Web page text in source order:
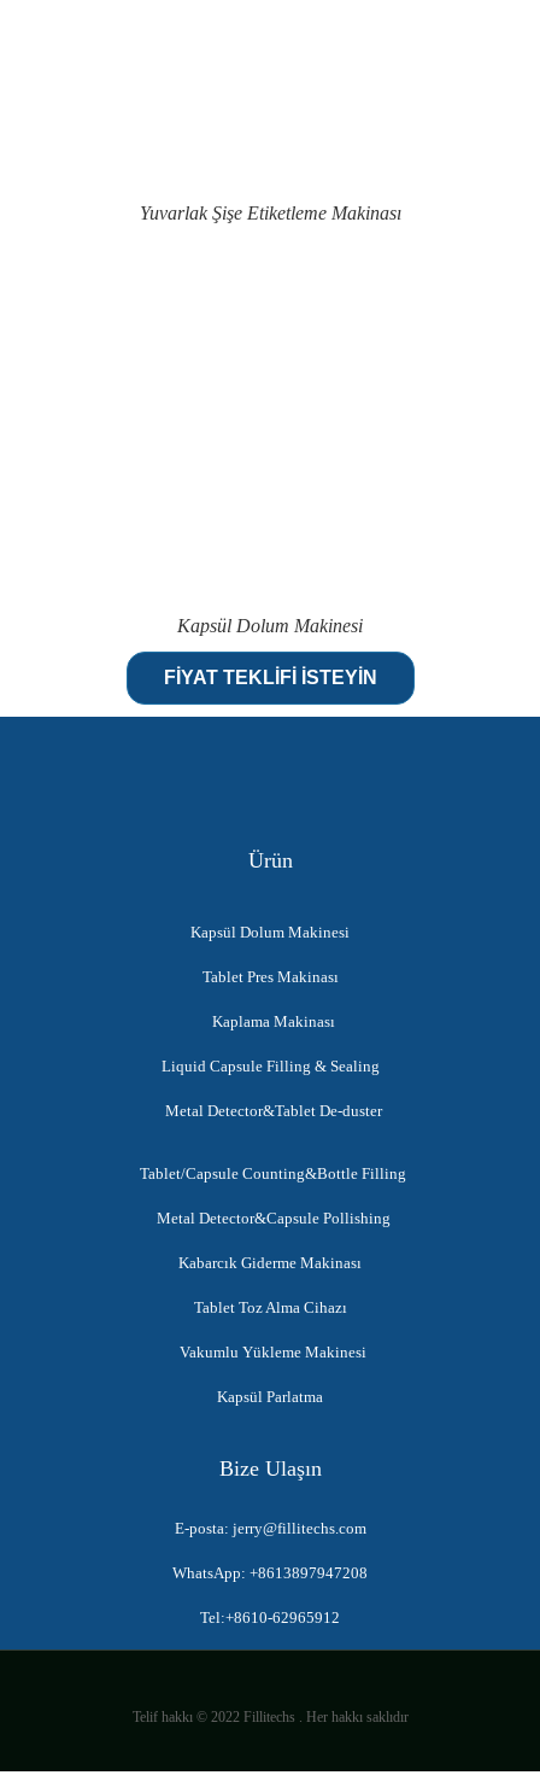
Yuvarlak Şişe Etiketleme Makinası
Kapsül Dolum Makinesi
FIYAT TEKLIFI ISTEYIN
Ürün
Kapsül Dolum Makinesi
Tablet Pres Makinası
Kaplama Makinası
Liquid Capsule Filling & Sealing
Metal Detector&Tablet De-duster
Tablet/Capsule Counting&Bottle Filling
Metal Detector&Capsule Pollishing
Kabarcık Giderme Makinası
Tablet Toz Alma Cihazı
Vakumlu Yükleme Makinesi
Kapsül Parlatma
Bize Ulaşın
E-posta: jerry@fillitechs.com
WhatsApp: +8613897947208
Tel:+8610-62965912
Telif hakkı © 2022 Fillitechs . Her hakkı saklıdır